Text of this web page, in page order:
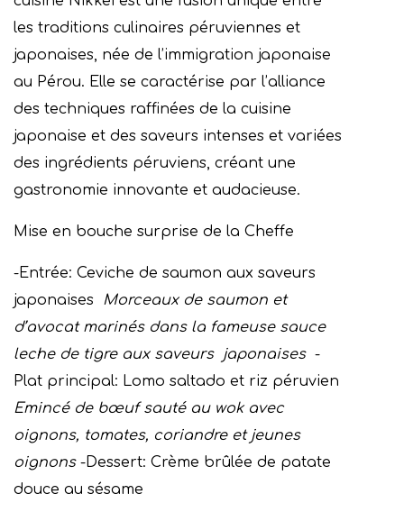
les traditions culinaires péruviennes et
japonaises, née de l’immigration japonaise
au Pérou. Elle se caractérise par l’alliance
des techniques raffinées de la cuisine
japonaise et des saveurs intenses et variées
des ingrédients péruviens, créant une
gastronomie innovante et audacieuse.
Mise en bouche surprise de la Cheffe
-Entrée: Ceviche de saumon aux saveurs
japonaises
Morceaux de saumon et
d’avocat marinés dans la fameuse sauce
leche de tigre aux saveurs japonaises -
Plat principal: Lomo saltado et riz péruvien
Emincé de bœuf sauté au wok avec
oignons, tomates, coriandre et jeunes
oignons -Dessert: Crème brûlée de patate
douce au sésame